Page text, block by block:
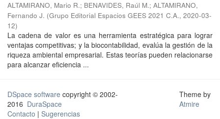
ALTAMIRANO, Mario R.; BENAVIDES, Raúl M.; ALTAMIRANO,
Fernando J. (Grupo Editorial Espacios GEES 2021 C.A., 2020-03-
12)
La cadena de valor es una herramienta estratégica para lograr
ventajas competitivas; y la biocontabilidad, evalúa la gestión de la
riqueza ambiental empresarial. Estas teorías pueden relacionarse
para alcanzar eficiencia ...
DSpace software copyright © 2002-
2016 DuraSpace
Contacto | Sugerencias
Theme by
Atmire